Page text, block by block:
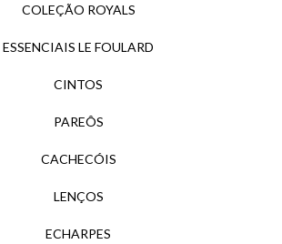
COLEÇÃO ROYALS
ESSENCIAIS LE FOULARD
CINTOS
PAREÔS
CACHECÓIS
LENÇOS
ECHARPES